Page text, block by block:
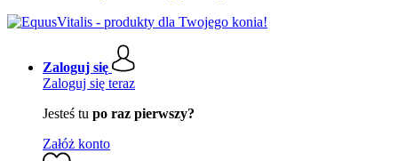
Zaloguj się
Zaloguj się teraz
Jesteś tu po raz pierwszy?
Załóż konto